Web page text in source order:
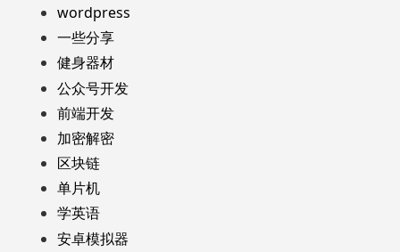
wordpress
一些分享
健身器材
公众号开发
前端开发
加密解密
区块链
单片机
学英语
安卓模拟器